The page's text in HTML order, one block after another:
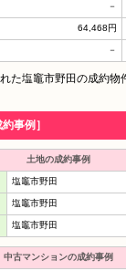
－
64,468円
－
た塩竈市野田の成約物
事例］
土地の成約事例
塩竈市野田
塩竈市野田
塩竈市野田
中古マンションの成約事例